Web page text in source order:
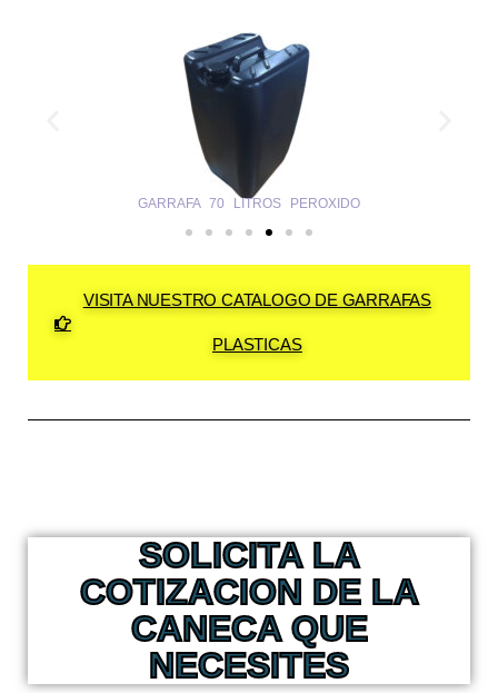
GARRAFA 70 LITROS PEROXIDO
VISITA NUESTRO CATALOGO DE GARRAFAS
PLASTICAS
SOLICITA LA
COTIZACION DE LA
CANECA QUE
NECESITES